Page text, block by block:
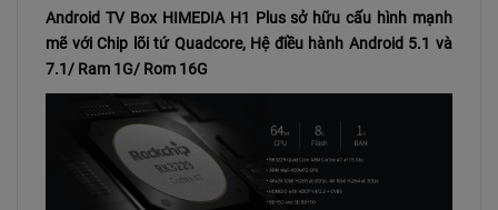
Android TV Box HIMEDIA H1 Plus sở hữu cấu hình mạnh
mẽ với Chip lõi tứ Quadcore, Hệ điều hành Android 5.1 và
7.1/ Ram 1G/ Rom 16G